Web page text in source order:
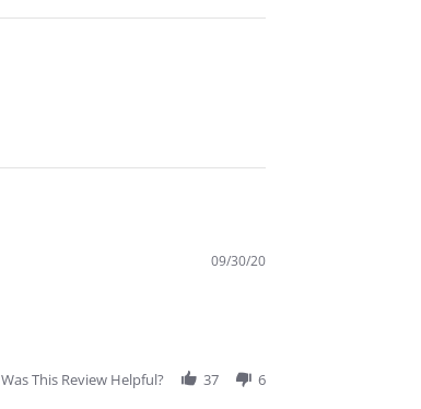
09/30/20
Was This Review Helpful? 37 6